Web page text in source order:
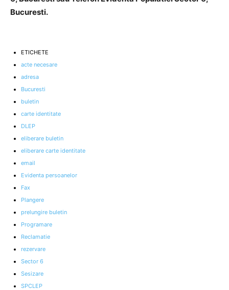
Bucuresti.
ETICHETE
acte necesare
adresa
Bucuresti
buletin
carte identitate
DLEP
eliberare buletin
eliberare carte identitate
email
Evidenta persoanelor
Fax
Plangere
prelungire buletin
Programare
Reclamatie
rezervare
Sector 6
Sesizare
SPCLEP